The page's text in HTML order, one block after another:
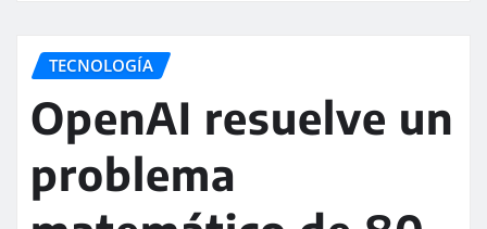
TECNOLOGÍA
OpenAI resuelve un
problema